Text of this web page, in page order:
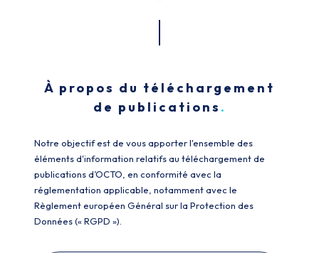
À propos du téléchargement
de publications
Notre objectif est de vous apporter l'ensemble des
éléments d'information relatifs au téléchargement de
publications d’OCTO, en conformité avec la
réglementation applicable, notamment avec le
Règlement européen Général sur la Protection des
Données (« RGPD »).